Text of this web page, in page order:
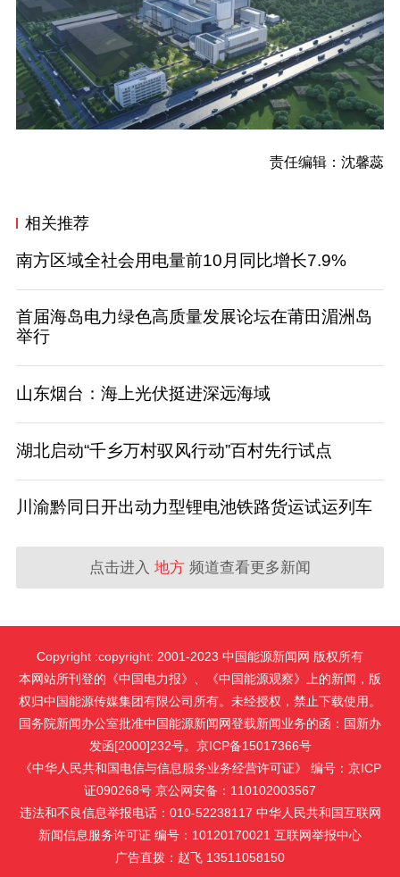
责任编辑：沈馨蕊
相关推荐
南方区域全社会用电量前10月同比增长7.9%
首届海岛电力绿色高质量发展论坛在莆田湄洲岛
举行
山东烟台：海上光伏挺进深远海域
湖北启动“千乡万村驭风行动”百村先行试点
川渝黔同日开出动力型锂电池铁路货运试运列车
点击进入 地方 频道查看更多新闻
Copyright :copyright: 2001-2023 中国能源新闻网 版权所有
本网站所刊登的《中国电力报》、《中国能源观察》上的新闻，版
权归中国能源传媒集团有限公司所有。未经授权，禁止下载使用。
国务院新闻办公室批准中国能源新闻网登载新闻业务的函：国新办
发函[2000]232号。京ICP备15017366号
《中华人民共和国电信与信息服务业务经营许可证》 编号：京ICP
证090268号 京公网安备：110102003567
违法和不良信息举报电话：010-52238117 中华人民共和国互联网
新闻信息服务许可证 编号：10120170021 互联网举报中心
广告直拨：赵飞 13511058150